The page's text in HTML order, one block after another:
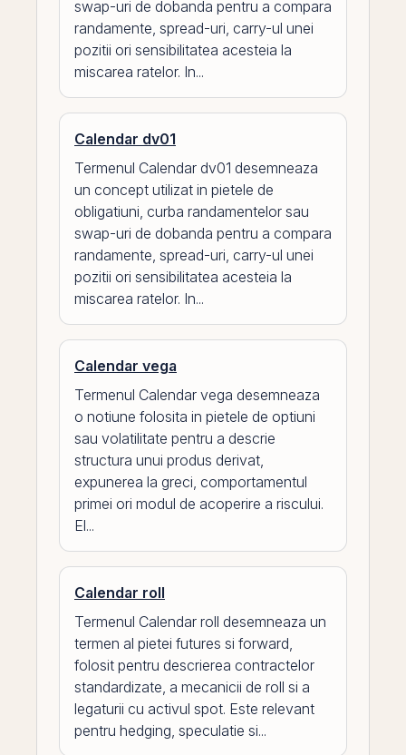
swap-uri de dobanda pentru a compara
randamente, spread-uri, carry-ul unei
pozitii ori sensibilitatea acesteia la
miscarea ratelor. In...
Calendar dv01
Termenul Calendar dv01 desemneaza
un concept utilizat in pietele de
obligatiuni, curba randamentelor sau
swap-uri de dobanda pentru a compara
randamente, spread-uri, carry-ul unei
pozitii ori sensibilitatea acesteia la
miscarea ratelor. In...
Calendar vega
Termenul Calendar vega desemneaza
o notiune folosita in pietele de optiuni
sau volatilitate pentru a descrie
structura unui produs derivat,
expunerea la greci, comportamentul
primei ori modul de acoperire a riscului.
El...
Calendar roll
Termenul Calendar roll desemneaza un
termen al pietei futures si forward,
folosit pentru descrierea contractelor
standardizate, a mecanicii de roll si a
legaturii cu activul spot. Este relevant
pentru hedging, speculatie si...